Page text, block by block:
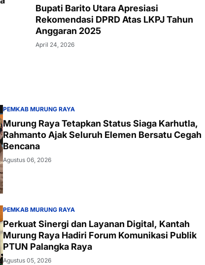
Bupati Barito Utara Apresiasi
Rekomendasi DPRD Atas LKPJ Tahun
Anggaran 2025
April 24, 2026
PEMKAB MURUNG RAYA
Murung Raya Tetapkan Status Siaga Karhutla,
Rahmanto Ajak Seluruh Elemen Bersatu Cegah
Bencana
Agustus 06, 2026
PEMKAB MURUNG RAYA
Perkuat Sinergi dan Layanan Digital, Kantah
Murung Raya Hadiri Forum Komunikasi Publik
PTUN Palangka Raya
Agustus 05, 2026